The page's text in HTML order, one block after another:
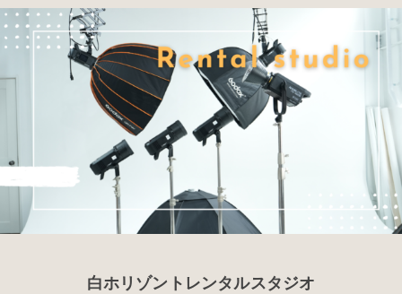
白ホリゾントレンタルスタジオ